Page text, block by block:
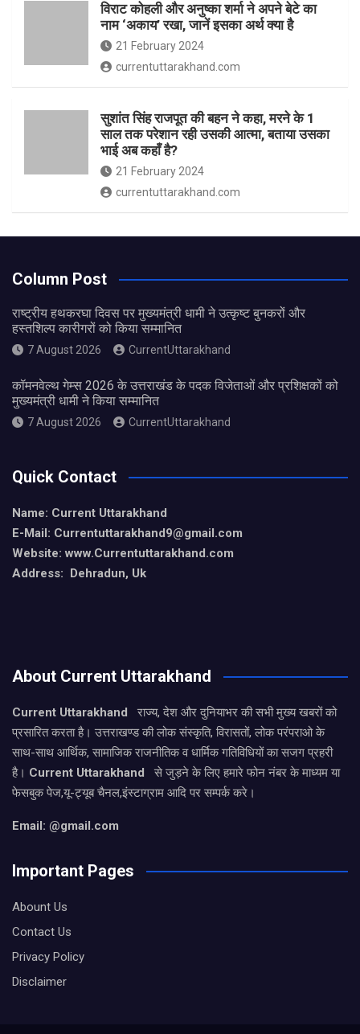
विराट कोहली और अनुष्का शर्मा ने अपने बेटे का
नाम ‘अकाय’ रखा, जानें इसका अर्थ क्‍या है
21 February 2024
currentuttarakhand.com
सुशांत सिंह राजपूत की बहन ने कहा, मरने के 1
साल तक परेशान रही उसकी आत्मा, बताया उसका
भाई अब कहाँ है?
21 February 2024
currentuttarakhand.com
Column Post
राष्ट्रीय हथकरघा दिवस पर मुख्यमंत्री धामी ने उत्कृष्ट बुनकरों और
हस्तशिल्प कारीगरों को किया सम्मानित
7 August 2026 CurrentUttarakhand
कॉमनवेल्थ गेम्स 2026 के उत्तराखंड के पदक विजेताओं और प्रशिक्षकों को
मुख्यमंत्री धामी ने किया सम्मानित
7 August 2026 CurrentUttarakhand
Quick Contact
Name: Current Uttarakhand
E-Mail: Currentuttarakhand9@gmail.com
Website: www.Currentuttarakhand.com
Address: Dehradun, Uk
About Current Uttarakhand
Current Uttarakhand
राज्य, देश और दुनियाभर की सभी मुख्य खबरों को
प्रसारित करता है। उत्तराखण्ड की लोक संस्कृति, विरासतों, लोक परंपराओ के
साथ-साथ आर्थिक, सामाजिक राजनीतिक व धार्मिक गतिविधियों का सजग प्रहरी
है। Current Uttarakhand
से जुड़ने के लिए हमारे फोन नंबर के माध्यम या
फेसबुक पेज,यू-ट्यूब चैनल,इंस्टाग्राम आदि पर सम्पर्क करे।
Email: @gmail.com
Important Pages
Abount Us
Contact Us
Privacy Policy
Disclaimer